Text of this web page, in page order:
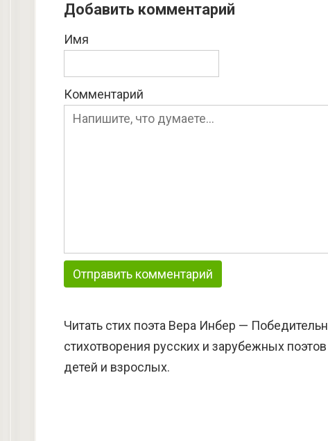
Добавить комментарий
Имя
Комментарий
Читать стих поэта Вера Инбер —
стихотворения русских и зарубежных
детей и взрослых.